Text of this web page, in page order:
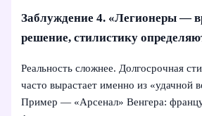
Заблуждение 4. «Легионеры —
решение, стилистику
Реальность сложнее. Долгосрочная
часто вырастает именно из «удачной
Пример — «Арсенал» Венгера: